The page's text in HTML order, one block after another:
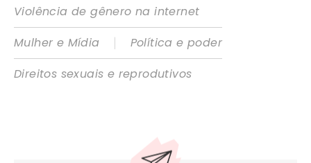
Violência de gênero na internet
Mulher e Mídia
|
Política e poder
Direitos sexuais e reprodutivos